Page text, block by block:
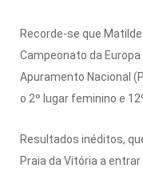
Recorde-se que
Campeonato da
Apuramento Nacional
o 2º lugar feminino e
Resultados inéditos,
Praia da Vitória a